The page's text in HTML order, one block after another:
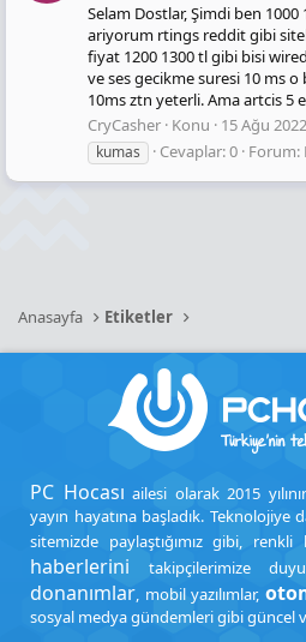
Selam Dostlar, Şimdi ben
ariyorum rtings reddit gibi
fiyat 1200 1300 tl gibi bisi
ve ses gecikme suresi 10 ms
10ms ztn yeterli. Ama artcis 5
CryCasher Konu 15 Ağu 2022
kumas
Cevaplar: 0 Forum:
Anasayfa Etiketler
PC Hocası ailesi olarak 2015
yayın hayatına başladık. Teknolojiye
sitemizde paylaştığımız gibi, renkli
haberlerini takipçilerimize
donanımlar, mobil yazılımlar,
sosyal medya gündemleri gibi güncel